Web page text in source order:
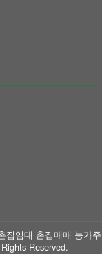
집임대 촌집매매 농가주
Reserved.